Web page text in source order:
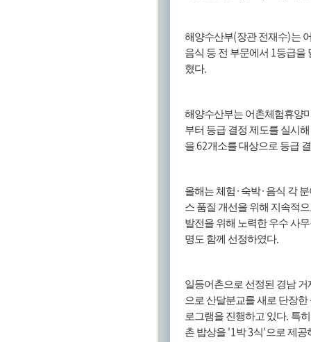
해양수산부(장관 전재수)는
음식 등 전 부문에서 1등급을
혔다.
해양수산부는 어촌체험휴양
부터 등급 결정 제도를 실시
을62개소를 대상으로 등급
올해는 체험 · 숙박· 음식 각
스 품질 개선을 위해 지속적
발전을 위해 노력한 우수 사
명도 함께 선정하였다.
일등어촌으로 선정된 경남
으로 산달분교를 새로 단장
로그램을 진행하고 있다. 특
촌 밥상을 '1박3식'으로 제공